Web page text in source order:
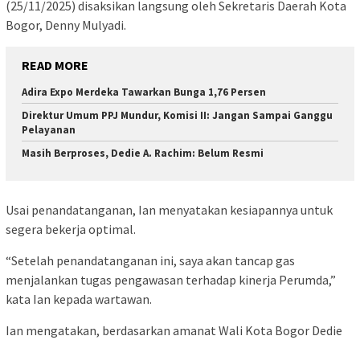
(25/11/2025) disaksikan langsung oleh Sekretaris Daerah Kota
Bogor, Denny Mulyadi.
READ MORE
Adira Expo Merdeka Tawarkan Bunga 1,76 Persen
Direktur Umum PPJ Mundur, Komisi II: Jangan Sampai Ganggu
Pelayanan
Masih Berproses, Dedie A. Rachim: Belum Resmi
Usai penandatanganan, Ian menyatakan kesiapannya untuk
segera bekerja optimal.
“Setelah penandatanganan ini, saya akan tancap gas
menjalankan tugas pengawasan terhadap kinerja Perumda,”
kata Ian kepada wartawan.
Ian mengatakan, berdasarkan amanat Wali Kota Bogor Dedie